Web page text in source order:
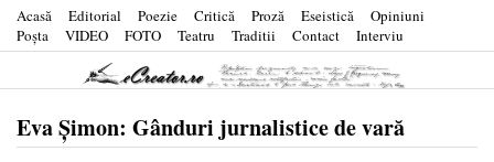
Acasă Editorial Poezie Critică Proză Eseistică
Opiniuni
Poşta
VIDEO FOTO Teatru Traditii Contact Interviu
Eva Șimon: Gânduri jurnalistice de vară